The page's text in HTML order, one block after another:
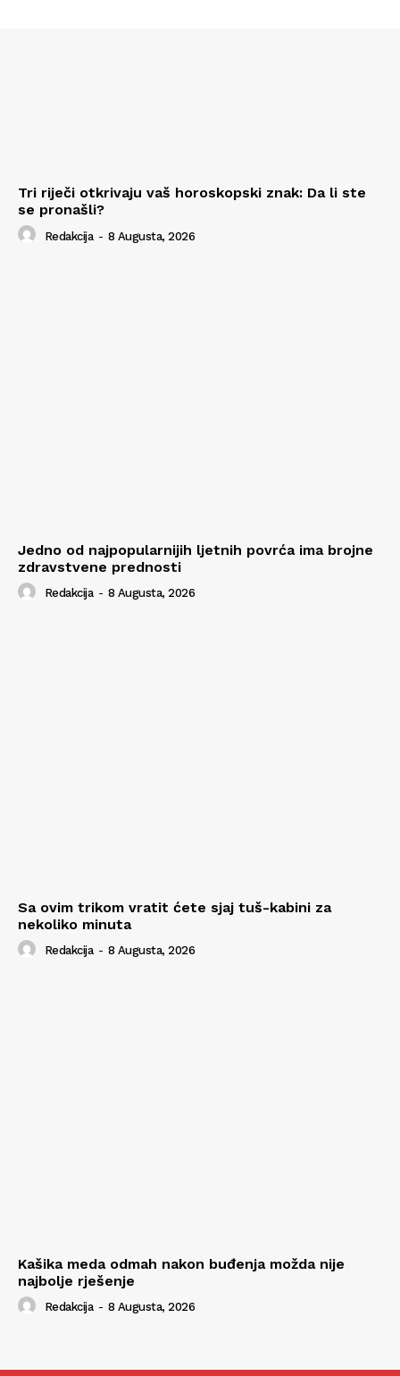
Tri riječi otkrivaju vaš horoskopski znak: Da li ste
se pronašli?
Redakcija - 8 Augusta, 2026
Jedno od najpopularnijih ljetnih povrća ima brojne
zdravstvene prednosti
Redakcija - 8 Augusta, 2026
Sa ovim trikom vratit ćete sjaj tuš-kabini za
nekoliko minuta
Redakcija - 8 Augusta, 2026
Kašika meda odmah nakon buđenja možda nije
najbolje rješenje
Redakcija - 8 Augusta, 2026